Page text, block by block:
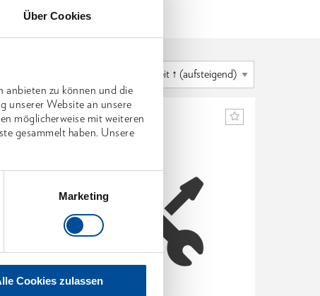
Über Cookies
anbieten zu können und die
unserer Website an unsere
möglicherweise mit weiteren
gesammelt haben. Unsere
Marketing
Cookies zulassen